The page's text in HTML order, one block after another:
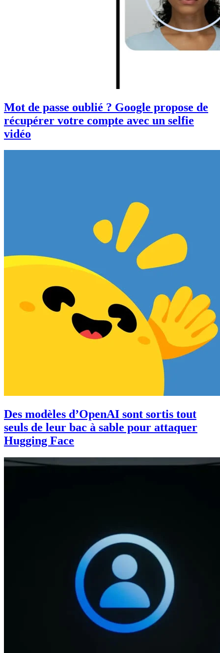
Mot de passe oublié ? Google propose de
récupérer votre compte avec un selfie
vidéo
Des modèles d’OpenAI sont sortis tout
seuls de leur bac à sable pour attaquer
Hugging Face